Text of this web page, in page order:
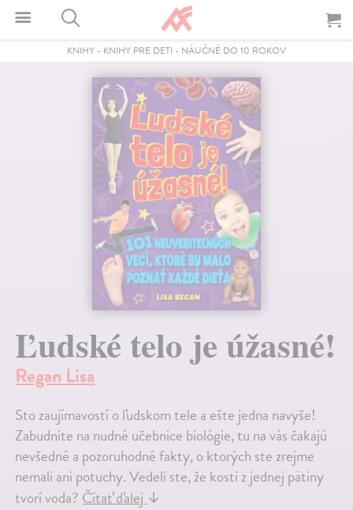
KNIHY - KNIHY PRE DETI - NÁUČNÉ DO 10 ROKOV
Ľudské telo je úžasné!
Regan Lisa
Sto zaujímavostí o ľudskom tele a ešte jedna navyše!
Zabudnite na nudné učebnice biológie, tu na vás čakajú
nevšedné a pozoruhodné fakty, o ktorých ste zrejme
nemali ani potuchy. Vedeli ste, že kosti z jednej pätiny
tvorí voda? Čítať ďalej ↓